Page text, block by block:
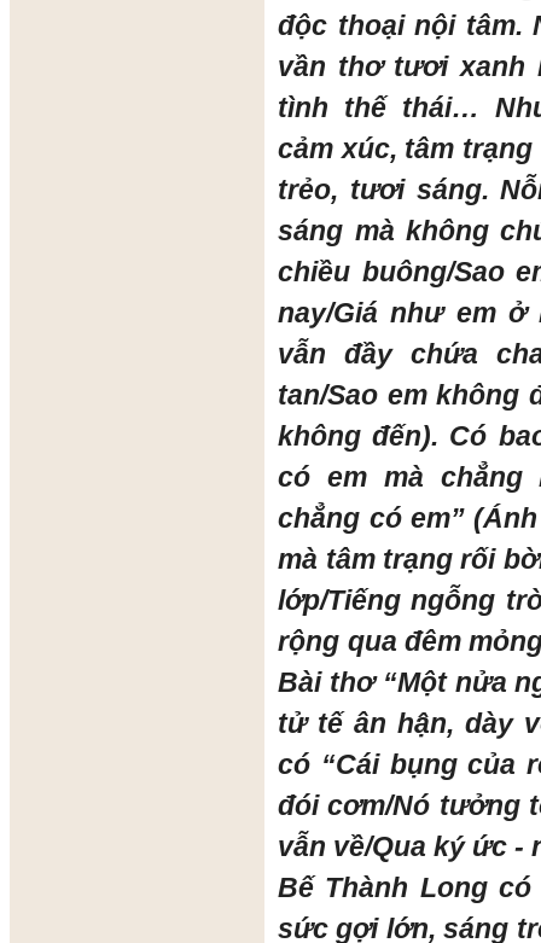
độc thoại nội tâm.
vần thơ tươi xanh
tình thế thái…
cảm xúc, tâm
trẻo, tươi sáng.
sáng mà không
chiều buông/Sao
nay/Giá như em ở
vẫn đầy chứa
tan/Sao em không
không đến). Có
có em mà chẳng
chẳng có em”
mà tâm trạng rối
lớp/Tiếng ngỗng
rộng qua đêm
Bài thơ “Một nửa
tử tế ân hận, dày
có “Cái bụng của
đói cơm/Nó tưởng
vẫn về/Qua ký ức -
Bế Thành Long
sức gợi lớn, sáng